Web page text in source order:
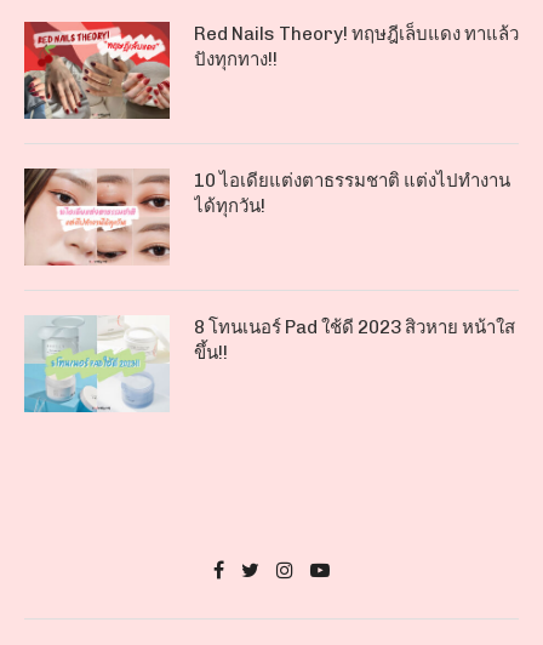
Red Nails Theory! ทฤษฎีเล็บแดง ทาแล้ว
ปังทุกทาง!!
10 ไอเดียแต่งตาธรรมชาติ แต่งไปทำงาน
ได้ทุกวัน!
8 โทนเนอร์ Pad ใช้ดี 2023 สิวหาย หน้าใส
ขึ้น!!